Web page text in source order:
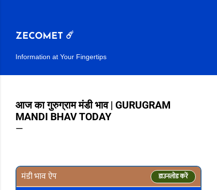
ZECOMET ☄️
Information at Your Fingertips
आज का गुरुग्राम मंडी भाव | GURUGRAM
MANDI BHAV TODAY
मंडी भाव ऐप डाउनलोड करें